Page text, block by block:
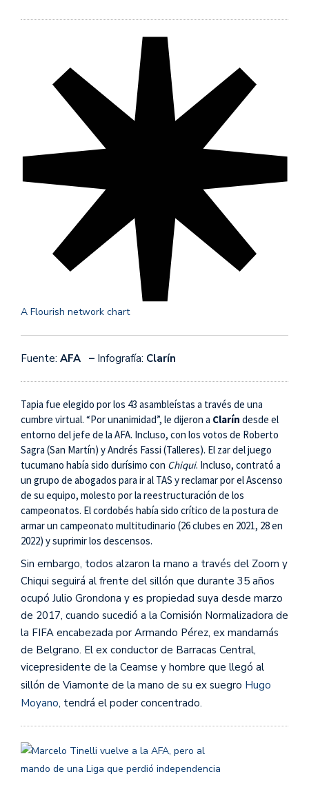
A Flourish network chart
Fuente: AFA – Infografía: Clarín
Tapia fue elegido por los 43 asambleístas a través de una
cumbre virtual. “Por unanimidad”, le dijeron a Clarín desde el
entorno del jefe de la AFA. Incluso, con los votos de Roberto
Sagra (San Martín) y Andrés Fassi (Talleres). El zar del juego
tucumano había sido durísimo con Chiqui. Incluso, contrató a
un grupo de abogados para ir al TAS y reclamar por el Ascenso
de su equipo, molesto por la reestructuración de los
campeonatos. El cordobés había sido crítico de la postura de
armar un campeonato multitudinario (26 clubes en 2021, 28 en
2022) y suprimir los descensos.
Sin embargo, todos alzaron la mano a través del Zoom y
Chiqui seguirá al frente del sillón que durante 35 años
ocupó Julio Grondona y es propiedad suya desde marzo
de 2017, cuando sucedió a la Comisión Normalizadora de
la FIFA encabezada por Armando Pérez, ex mandamás
de Belgrano. El ex conductor de Barracas Central,
vicepresidente de la Ceamse y hombre que llegó al
sillón de Viamonte de la mano de su ex suegro Hugo
Moyano, tendrá el poder concentrado.